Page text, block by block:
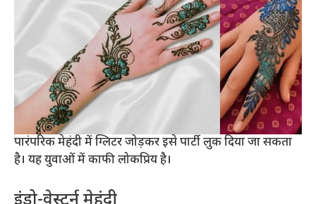
पारंपरिक मेहंदी में ग्लिटर जोड़कर इसे पार्टी लुक दिया जा सकता
है। यह युवाओं में काफी लोकप्रिय है।